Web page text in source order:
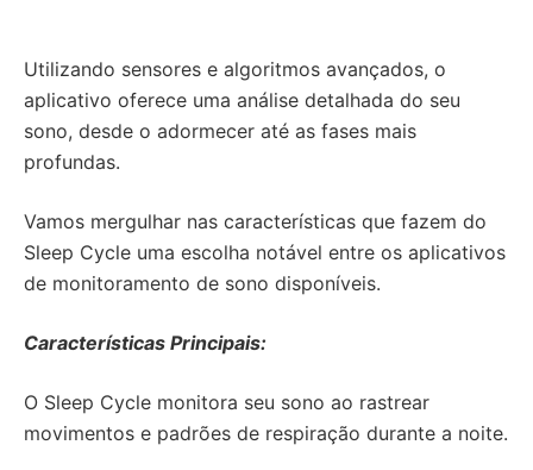
Utilizando sensores e algoritmos avançados, o
aplicativo oferece uma análise detalhada do seu
sono, desde o adormecer até as fases mais
profundas.
Vamos mergulhar nas características que fazem do
Sleep Cycle uma escolha notável entre os aplicativos
de monitoramento de sono disponíveis.
Características Principais:
O Sleep Cycle monitora seu sono ao rastrear
movimentos e padrões de respiração durante a noite.